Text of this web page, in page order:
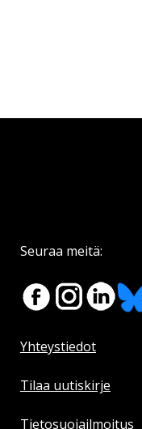
Seuraa meitä:
Yhteystiedot
Tilaa uutiskirje
Tietosuojailmoitus